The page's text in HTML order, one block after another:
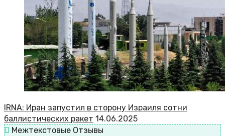
IRNA: Иран запустил в сторону Израиля сотни
баллистических ракет 14.06.2025
Межтекстовые Отзывы